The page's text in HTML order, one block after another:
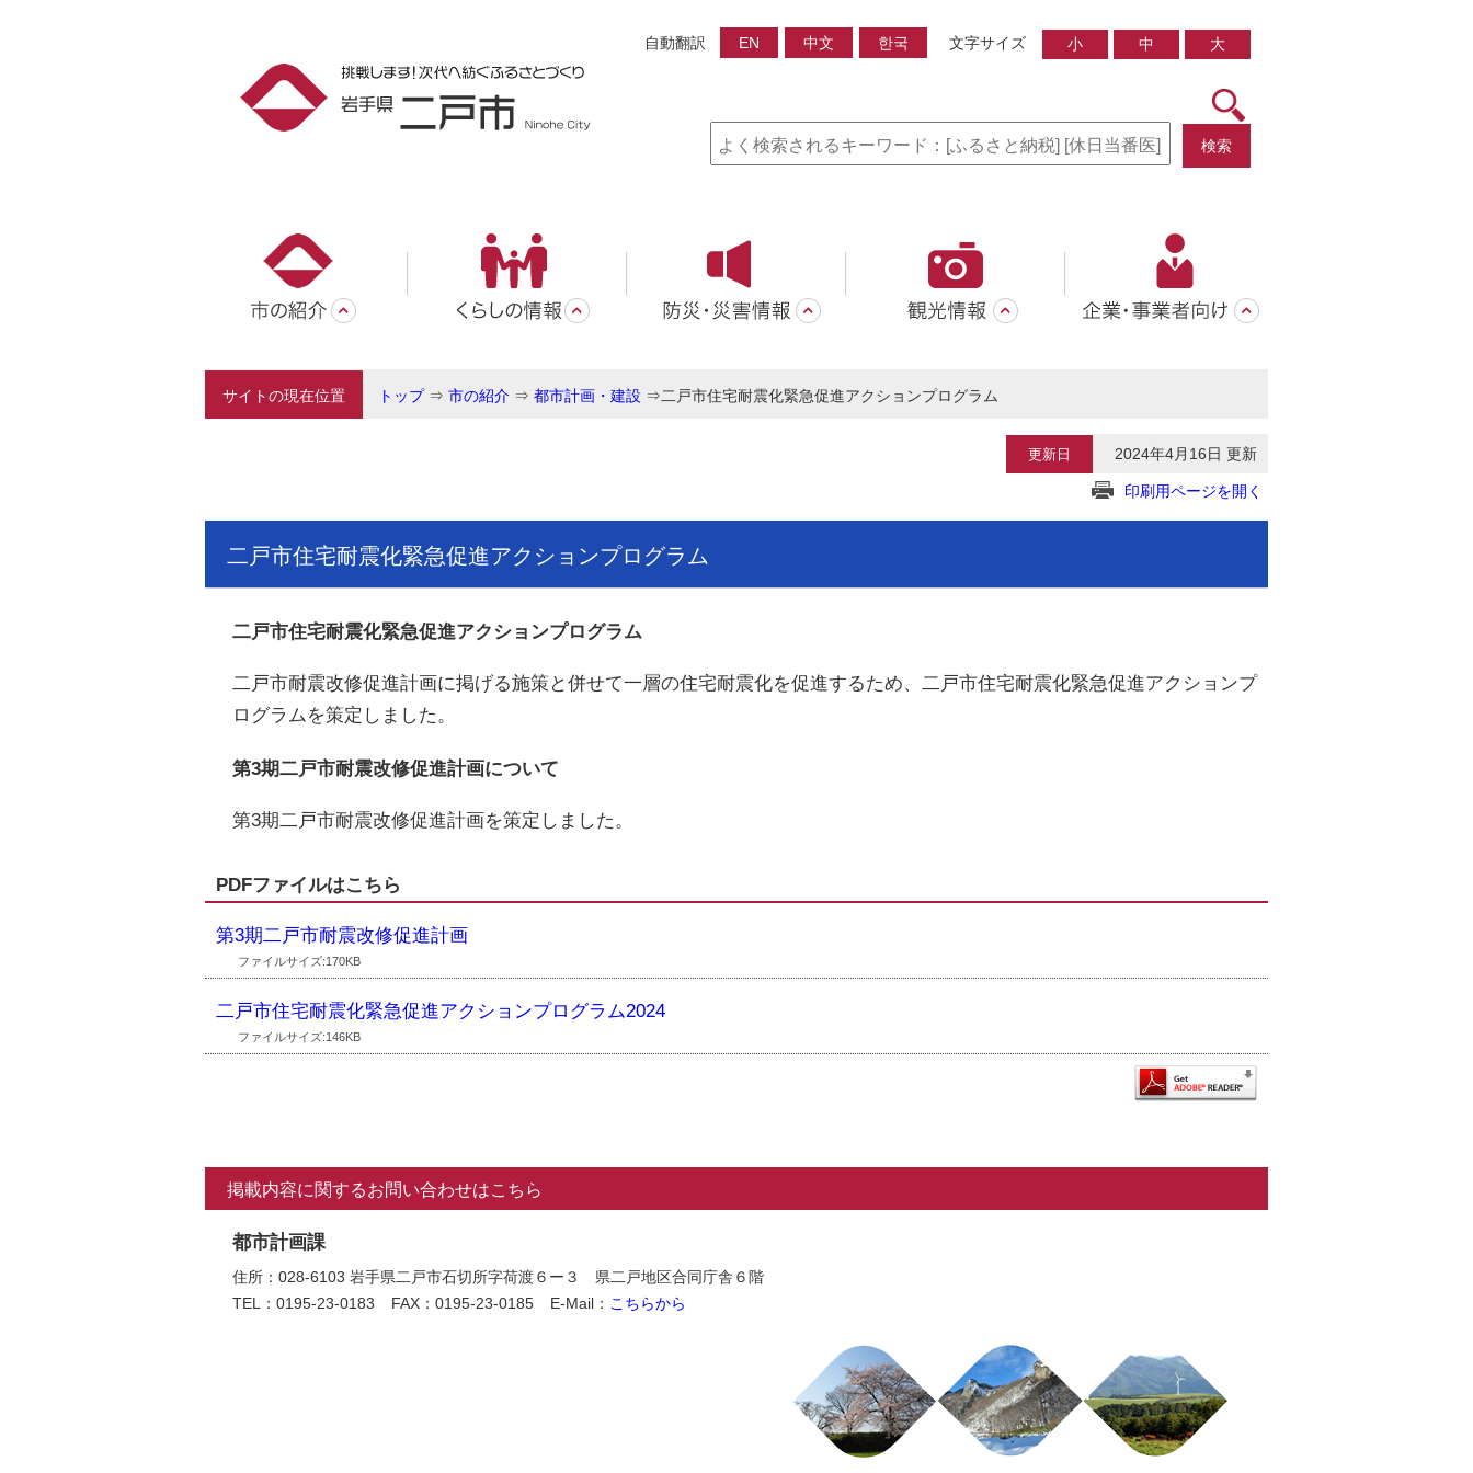
自動翻訳 EN 中文 한국 文字サイズ 小 中 大
検索
サイトの現在位置 トップ⇒ 市の紹介 ⇒ 都市計画・建設 ⇒二戸市住宅耐震化緊急促進アクションプログラム
更新日 2024年4月16日 更新
印刷用ページを開く
二戸市住宅耐震化緊急促進アクションプログラム
二戸市住宅耐震化緊急促進アクションプログラム
二戸市耐震改修促進計画に掲げる施策と併せて一層の住宅耐震化を促進するため、二戸市住宅耐震化緊急促進アクションプ
ログラムを策定しました。
第3期二戸市耐震改修促進計画について
第3期二戸市耐震改修促進計画を策定しました。
PDFファイルはこちら
第3期二戸市耐震改修促進計画
ファイルサイズ:170KB
二戸市住宅耐震化緊急促進アクションプログラム2024
ファイルサイズ:146KB
掲載内容に関するお問い合わせはこちら
都市計画課
住所：028-6103 岩手県二戸市石切所字荷渡６ー３ 県二戸地区合同庁舎６階
TEL：0195-23-0183
FAX：0195-23-0185 E-Mail： こちらから